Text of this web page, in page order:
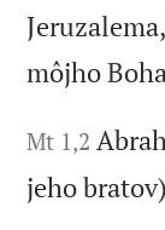
môjho
Mt 1,2
jeho